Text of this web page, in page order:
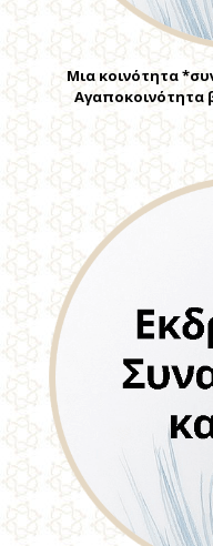
Μια κοινότητα
Αγαποκοινότητα